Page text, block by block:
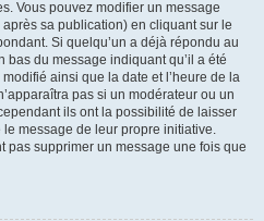
Vous pouvez modifier un message
sa publication) en cliquant sur le
Si quelqu’un a déjà répondu au
bas du message indiquant qu’il a été
ainsi que la date et l’heure de la
pas si un modérateur ou un
ils ont la possibilité de laisser
message de leur propre initiative.
pas supprimer un message une fois que